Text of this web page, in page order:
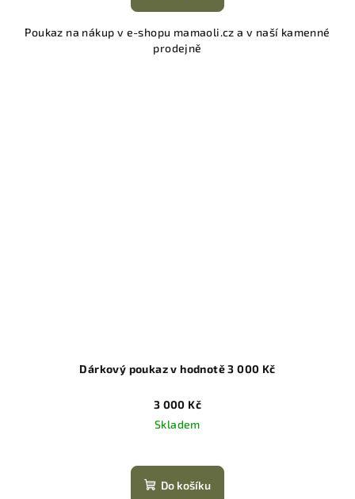
Poukaz na nákup v e-shopu mamaoli.cz a v naší kamenné
prodejně
Dárkový poukaz v hodnotě 3 000 Kč
3 000 Kč
Skladem
Do košíku